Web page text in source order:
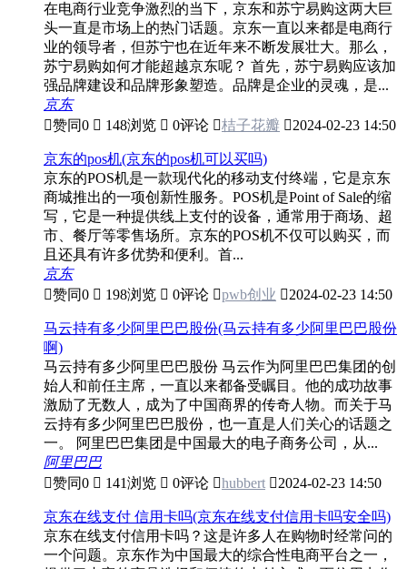
在电商行业竞争激烈的当下，京东和苏宁易购这两大巨
头一直是市场上的热门话题。京东一直以来都是电商行
业的领导者，但苏宁也在近年来不断发展壮大。那么，
苏宁易购如何才能超越京东呢？ 首先，苏宁易购应该加
强品牌建设和品牌形象塑造。品牌是企业的灵魂，是...
京东
赞同0  148浏览  0评论 桔子花瓣 2024-02-23 14:50
京东的pos机(京东的pos机可以买吗)
京东的POS机是一款现代化的移动支付终端，它是京东
商城推出的一项创新性服务。POS机是Point of Sale的缩
写，它是一种提供线上支付的设备，通常用于商场、超
市、餐厅等零售场所。京东的POS机不仅可以购买，而
且还具有许多优势和便利。首...
京东
赞同0  198浏览  0评论 pwb创业 2024-02-23 14:50
马云持有多少阿里巴巴股份(马云持有多少阿里巴巴股份
啊)
马云持有多少阿里巴巴股份 马云作为阿里巴巴集团的创
始人和前任主席，一直以来都备受瞩目。他的成功故事
激励了无数人，成为了中国商界的传奇人物。而关于马
云持有多少阿里巴巴股份，也一直是人们关心的话题之
一。 阿里巴巴集团是中国最大的电子商务公司，从...
阿里巴巴
赞同0  141浏览  0评论 hubbert 2024-02-23 14:50
京东在线支付 信用卡吗(京东在线支付信用卡吗安全吗)
京东在线支付信用卡吗？这是许多人在购物时经常问的
一个问题。京东作为中国最大的综合性电商平台之一，